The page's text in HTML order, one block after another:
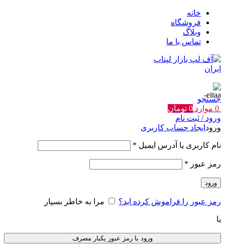
خانه
فروشگاه
وبلاگ
تماس با ما
جستجو
0 موارد 0 تومان
ورود / ثبت نام
ورود ایجاد حساب کاربری
نام کاربری یا آدرس ایمیل *
رمز عبور *
ورود
رمز عبور را فراموش کرده اید؟ مرا به خاطر بسپار
یا
ورود با رمز عبور یکبار مصرف